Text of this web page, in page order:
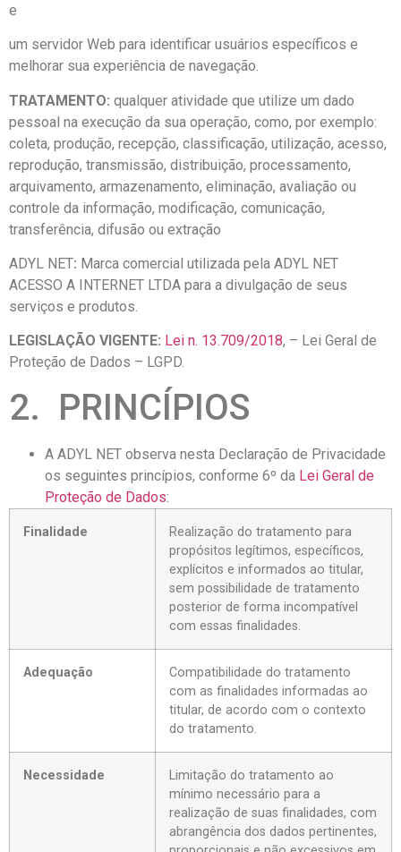
e
um servidor Web para identificar usuários específicos e
melhorar sua experiência de navegação.
TRATAMENTO: qualquer atividade que utilize um dado
pessoal na execução da sua operação, como, por exemplo:
coleta, produção, recepção, classificação, utilização, acesso,
reprodução, transmissão, distribuição, processamento,
arquivamento, armazenamento, eliminação, avaliação ou
controle da informação, modificação, comunicação,
transferência, difusão ou extração
ADYL NET: Marca comercial utilizada pela ADYL NET
ACESSO A INTERNET LTDA para a divulgação de seus
serviços e produtos.
LEGISLAÇÃO VIGENTE: Lei n. 13.709/2018, – Lei Geral de
Proteção de Dados – LGPD.
2. PRINCÍPIOS
A ADYL NET observa nesta Declaração de Privacidade
os seguintes princípios, conforme 6º da Lei Geral de
Proteção de Dados:
Finalidade
Realização do tratamento para
propósitos legítimos, específicos,
explícitos e informados ao titular,
sem possibilidade de tratamento
posterior de forma incompatível
com essas finalidades.
Adequação
Compatibilidade do tratamento
com as finalidades informadas ao
titular, de acordo com o contexto
do tratamento.
Necessidade
Limitação do tratamento ao
mínimo necessário para a
realização de suas finalidades, com
abrangência dos dados pertinentes,